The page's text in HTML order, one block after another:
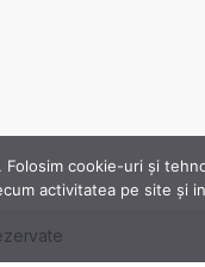
cookie-uri și
activitatea pe site și